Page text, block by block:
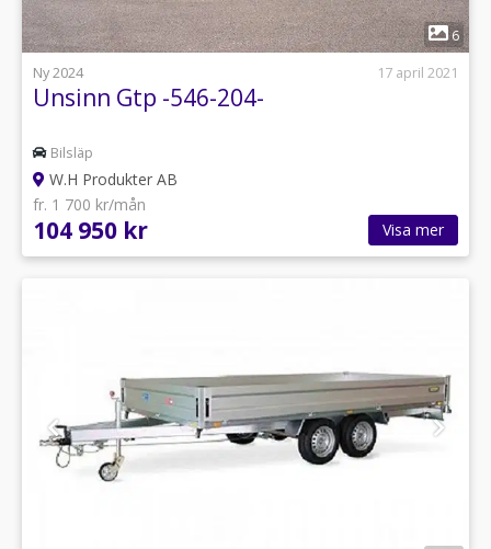
1
6
Ny 2024
17 april 2021
Unsinn Gtp -546-204-
Bilsläp
W.H Produkter AB
fr. 1 700 kr/mån
104 950 kr Visa mer